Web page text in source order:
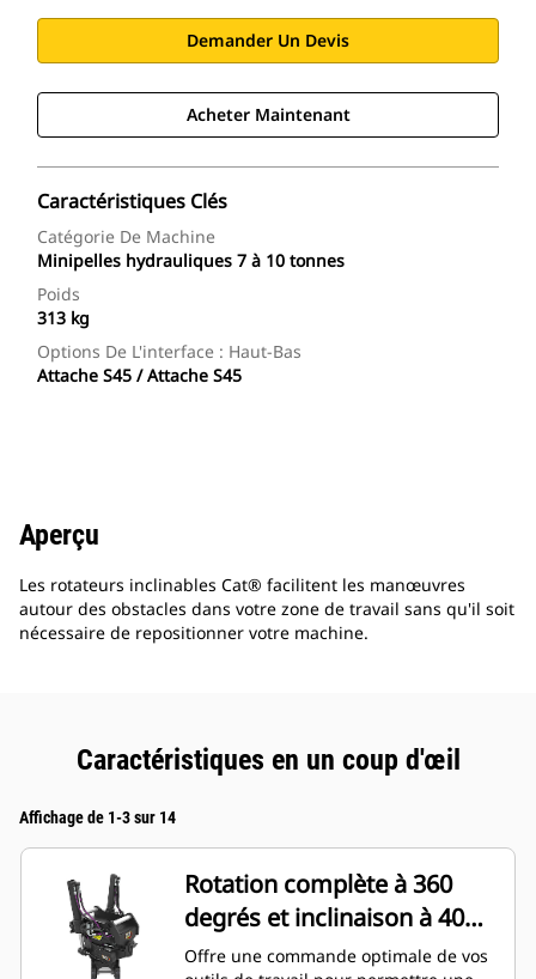
Demander Un Devis
Acheter Maintenant
Caractéristiques Clés
Catégorie De Machine
Minipelles hydrauliques 7 à 10 tonnes
Poids
313 kg
Options De L'interface : Haut-Bas
Attache S45 / Attache S45
Aperçu
Les rotateurs inclinables Cat® facilitent les manœuvres
autour des obstacles dans votre zone de travail sans qu'il soit
nécessaire de repositionner votre machine.
Caractéristiques en un coup d'œil
Affichage de 1-3 sur 14
Rotation complète à 360
degrés et inclinaison à 40
degrés
Offre une commande optimale de vos